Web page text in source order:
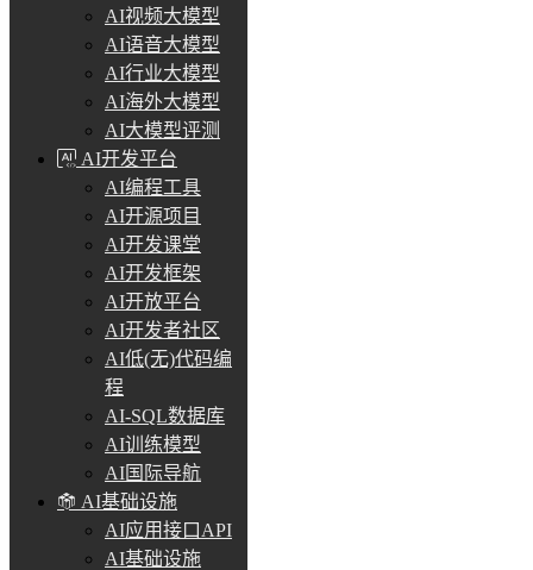
AI视频大模型
AI语音大模型
AI行业大模型
AI海外大模型
AI大模型评测
AI开发平台
AI编程工具
AI开源项目
AI开发课堂
AI开发框架
AI开放平台
AI开发者社区
AI低(无)代码编
程
AI-SQL数据库
AI训练模型
AI国际导航
AI基础设施
AI应用接口API
AI基础设施